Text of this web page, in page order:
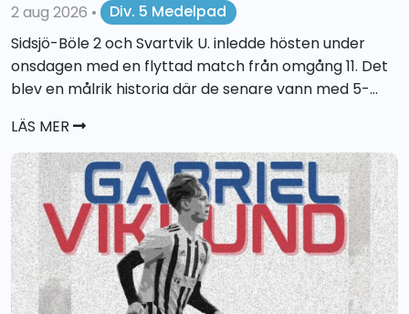
2 aug 2026 •
Div. 5 Medelpad
Sidsjö-Böle 2 och Svartvik U. inledde hösten under
onsdagen med en flyttad match från omgång 11. Det
blev en målrik historia där de senare vann med 5-...
LÄS MER